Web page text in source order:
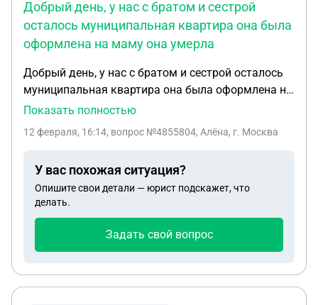
Добрый день, у нас с братом и сестрой
осталось муниципальная квартира она была
оформлена на маму она умерла
Добрый день, у нас с братом и сестрой осталось
муниципальная квартира она была оформлена на
маму она умерла но квартира до сих пор стоит
бы жить не очень хочется что можно сделать
оформлю на себя мне нужно будет ихнее
соглашение если они прописаны в квартире и там
прописаны ещё дети моей сестры что вот делать
Показать полностью
12 февраля, 16:14, вопрос №4855804, Алёна, г. Москва
У вас похожая ситуация?
Опишите свои детали — юрист подскажет, что
делать.
Задать свой вопрос